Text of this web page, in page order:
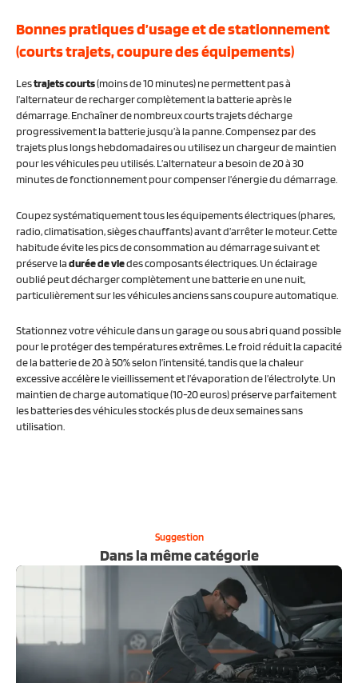
Bonnes pratiques d’usage et de stationnement
(courts trajets, coupure des équipements)
Lestrajets courts(moins de 10 minutes) ne permettent pas à
l’alternateur de recharger complètement la batterie après le
démarrage. Enchaîner de nombreux courts trajets décharge
progressivement la batterie jusqu’à la panne. Compensez par des
trajets plus longs hebdomadaires ou utilisez un chargeur de maintien
pour les véhicules peu utilisés. L’alternateur a besoin de 20 à 30
minutes de fonctionnement pour compenser l’énergie du démarrage.
Coupez systématiquement tous les équipements électriques (phares,
radio, climatisation, sièges chauffants) avant d’arrêter le moteur. Cette
habitude évite les pics de consommation au démarrage suivant et
préserve ladurée de viedes composants électriques. Un éclairage
oublié peut décharger complètement une batterie en une nuit,
particulièrement sur les véhicules anciens sans coupure automatique.
Stationnez votre véhicule dans un garage ou sous abri quand possible
pour le protéger des températures extrêmes. Le froid réduit la capacité
de la batterie de 20 à 50% selon l’intensité, tandis que la chaleur
excessive accélère le vieillissement et l’évaporation de l’électrolyte. Un
maintien de charge automatique (10-20 euros) préserve parfaitement
les batteries des véhicules stockés plus de deux semaines sans
utilisation.
Suggestion
Dans la même catégorie